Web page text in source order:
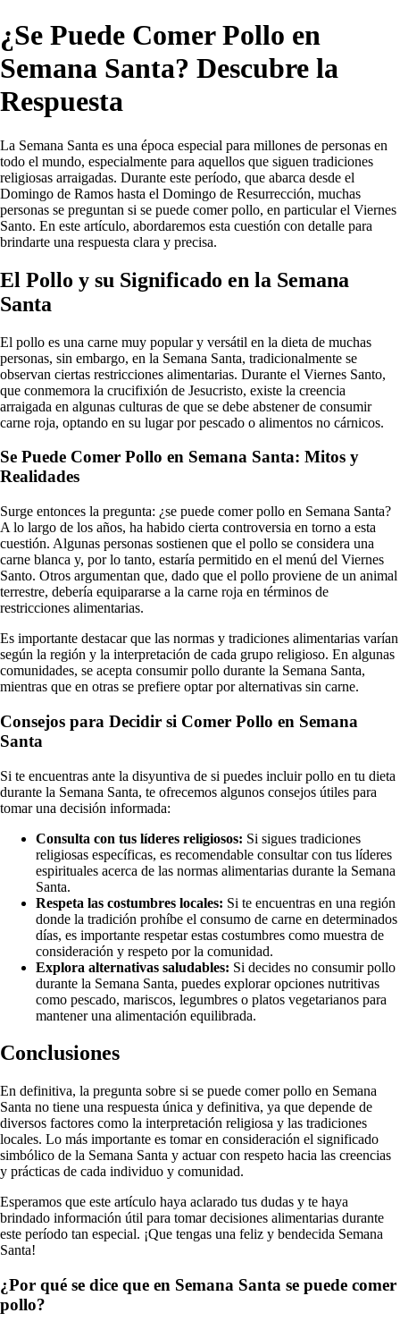
¿Se Puede Comer Pollo en
Semana Santa? Descubre la
Respuesta
La Semana Santa es una época especial para millones de personas en
todo el mundo, especialmente para aquellos que siguen tradiciones
religiosas arraigadas. Durante este período, que abarca desde el
Domingo de Ramos hasta el Domingo de Resurrección, muchas
personas se preguntan si se puede comer pollo, en particular el Viernes
Santo. En este artículo, abordaremos esta cuestión con detalle para
brindarte una respuesta clara y precisa.
El Pollo y su Significado en la Semana
Santa
El pollo es una carne muy popular y versátil en la dieta de muchas
personas, sin embargo, en la Semana Santa, tradicionalmente se
observan ciertas restricciones alimentarias. Durante el Viernes Santo,
que conmemora la crucifixión de Jesucristo, existe la creencia
arraigada en algunas culturas de que se debe abstener de consumir
carne roja, optando en su lugar por pescado o alimentos no cárnicos.
Se Puede Comer Pollo en Semana Santa: Mitos y
Realidades
Surge entonces la pregunta: ¿se puede comer pollo en Semana Santa?
A lo largo de los años, ha habido cierta controversia en torno a esta
cuestión. Algunas personas sostienen que el pollo se considera una
carne blanca y, por lo tanto, estaría permitido en el menú del Viernes
Santo. Otros argumentan que, dado que el pollo proviene de un animal
terrestre, debería equipararse a la carne roja en términos de
restricciones alimentarias.
Es importante destacar que las normas y tradiciones alimentarias varían
según la región y la interpretación de cada grupo religioso. En algunas
comunidades, se acepta consumir pollo durante la Semana Santa,
mientras que en otras se prefiere optar por alternativas sin carne.
Consejos para Decidir si Comer Pollo en Semana
Santa
Si te encuentras ante la disyuntiva de si puedes incluir pollo en tu dieta
durante la Semana Santa, te ofrecemos algunos consejos útiles para
tomar una decisión informada:
Consulta con tus líderes religiosos: Si sigues tradiciones
religiosas específicas, es recomendable consultar con tus líderes
espirituales acerca de las normas alimentarias durante la Semana
Santa.
Respeta las costumbres locales: Si te encuentras en una región
donde la tradición prohíbe el consumo de carne en determinados
días, es importante respetar estas costumbres como muestra de
consideración y respeto por la comunidad.
Explora alternativas saludables: Si decides no consumir pollo
durante la Semana Santa, puedes explorar opciones nutritivas
como pescado, mariscos, legumbres o platos vegetarianos para
mantener una alimentación equilibrada.
Conclusiones
En definitiva, la pregunta sobre si se puede comer pollo en Semana
Santa no tiene una respuesta única y definitiva, ya que depende de
diversos factores como la interpretación religiosa y las tradiciones
locales. Lo más importante es tomar en consideración el significado
simbólico de la Semana Santa y actuar con respeto hacia las creencias
y prácticas de cada individuo y comunidad.
Esperamos que este artículo haya aclarado tus dudas y te haya
brindado información útil para tomar decisiones alimentarias durante
este período tan especial. ¡Que tengas una feliz y bendecida Semana
Santa!
¿Por qué se dice que en Semana Santa se puede comer
pollo?